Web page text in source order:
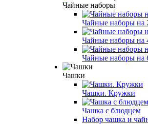
Чайные наборы
Чайные наборы на
Чайные наборы на
Чайные наборы на
Чашки
Чашки. Кружки
Чашка с блюдцем
Набор чашка и